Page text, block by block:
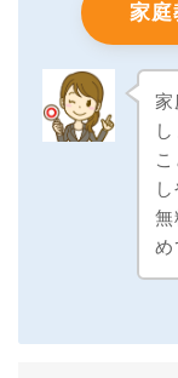
家
家
無
め